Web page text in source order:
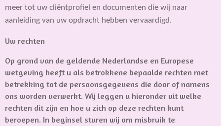
meer tot uw cliëntprofiel en documenten die wij naar
aanleiding van uw opdracht hebben vervaardigd.
Uw rechten
Op grond van de geldende Nederlandse en Europese
wetgeving heeft u als betrokkene bepaalde rechten met
betrekking tot de persoonsgegevens die door of namens
ons worden verwerkt. Wij leggen u hieronder uit welke
rechten dit zijn en hoe u zich op deze rechten kunt
beroepen. In beginsel sturen wij om misbruik te